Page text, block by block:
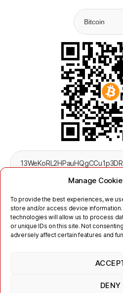
Manage
To provide the best experiences, we
store and/or access device
technologies will allow us to process
or unique IDs on this site. Not
adversely affect certain features and
DENY
Impressum